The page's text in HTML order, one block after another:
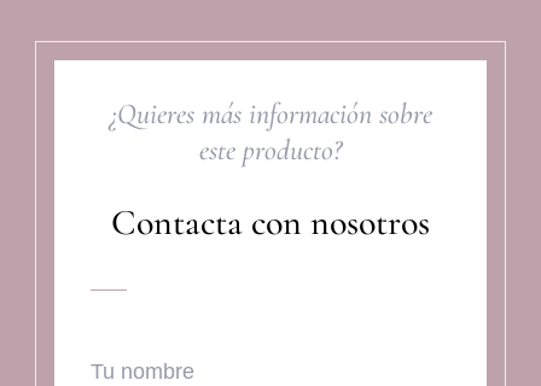
¿Quieres más información sobre
este producto?
Contacta con nosotros
Tu nombre